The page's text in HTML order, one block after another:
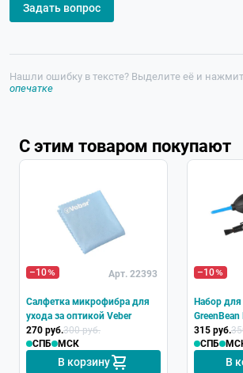
Задать вопрос
Нашли ошибку в тексте? Выделите её и
опечатке
С этим товаром покупают
–10 Арт. 22393
Салфетка микрофибра для
ухода за оптикой Veber
270 руб.300 руб.
СПБ
МСК
В корзину
–10
Набор для
GreenBean
01
315 руб.
СПБ
В